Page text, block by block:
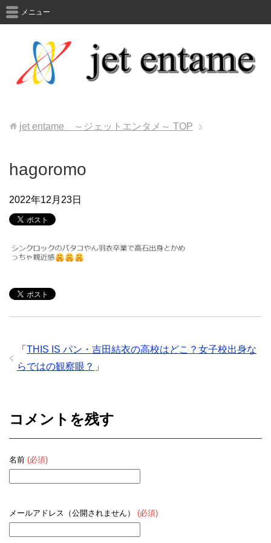
メニュー
jet entame ～ジェットエンタメ～ TOP
hagoromo
2022年12月23日
「 THIS IS パン・吉田結衣の高校はどこ？女子校出身な
らではの観察眼？ 」
コメントを残す
名前 (必須)
メールアドレス（公開されません） (必須)